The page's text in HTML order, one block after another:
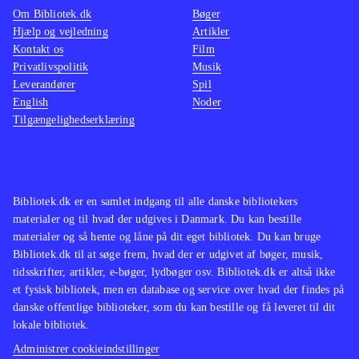
chancen for at gøre noget godt. Red
de mennesker. Befri dig for skyld."
Den skønne eventyrromanKong
Salomons miner
(Ved Christiane
Rohde) foregår også i Afrika i 1800-
Bibliotek.dk er en samlet indgang til alle danske bibliotekers
materialer og til hvad der udgives i Danmark. Du kan bestille
materialer og så hente og låne på dit eget bibliotek. Du kan bruge
Bibliotek.dk til at søge frem, hvad der er udgivet af bøger, musik,
tidsskrifter, artikler, e-bøger, lydbøger osv. Bibliotek.dk er altså ikke
et fysisk bibliotek, men en database og service over hvad der findes på
danske offentlige biblioteker, som du kan bestille og få leveret til dit
lokale bibliotek.
Administrer cookieindstillinger
Om Bibliotek.dk
Hjælp og vejledning
Kontakt os
Privatlivspolitik
Leverandører
English
Tilgængelighedserklæring
Bøger
Artikler
Film
Musik
Spil
Noder